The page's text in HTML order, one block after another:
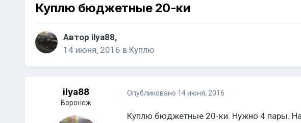
Куплю бюджетные 20-ки
Автор ilya88,
14 июня, 2016 в Куплю
ilya88
Воронеж
Опубликовано 14 июня, 2016
Куплю бюджетные 20-ки. Нужно 4 пары.